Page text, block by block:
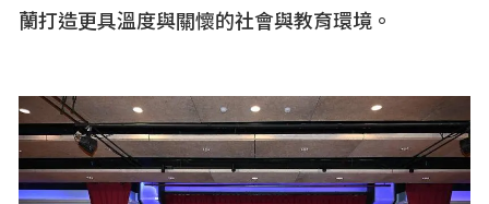
蘭打造更具溫度與關懷的社會與教育環境。